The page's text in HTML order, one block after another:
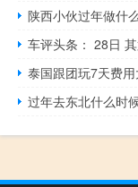
陕西小伙过年做什
车评头条： 28日
泰国跟团玩7天费
过年去东北什么时